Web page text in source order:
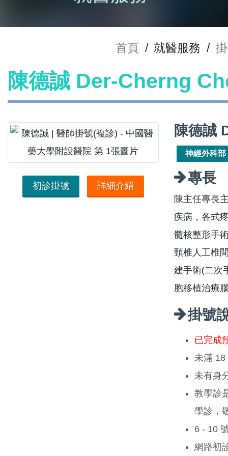
首頁 / 就醫服務 /
陳德誠 Der-Cherng
初診掛號 詳細介紹
陳德誠
神經外科部
專長
陳主任專長
疾病，各式
髓核整形手
頸椎人工椎
建手術(二次
胞移植治療
掛號
已完成
未滿 18
未有身
教學診
學診，
6 - 10
網路初